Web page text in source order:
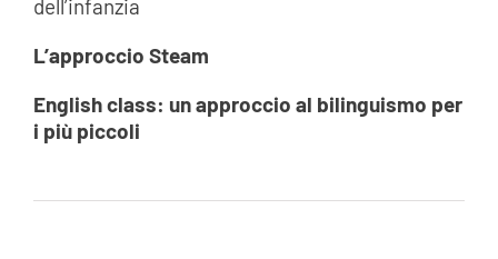
dell’infanzia
L’approccio Steam
English class: un approccio al bilinguismo per
i più piccoli